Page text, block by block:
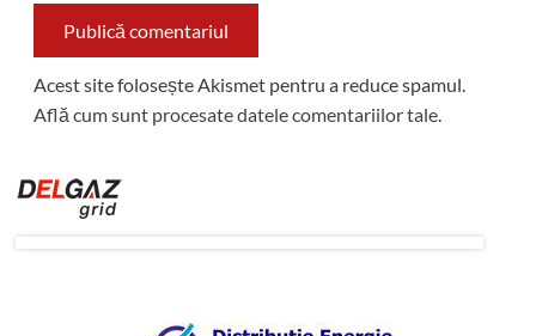
Acest site folosește Akismet pentru a reduce spamul.
Află cum sunt procesate datele comentariilor tale.